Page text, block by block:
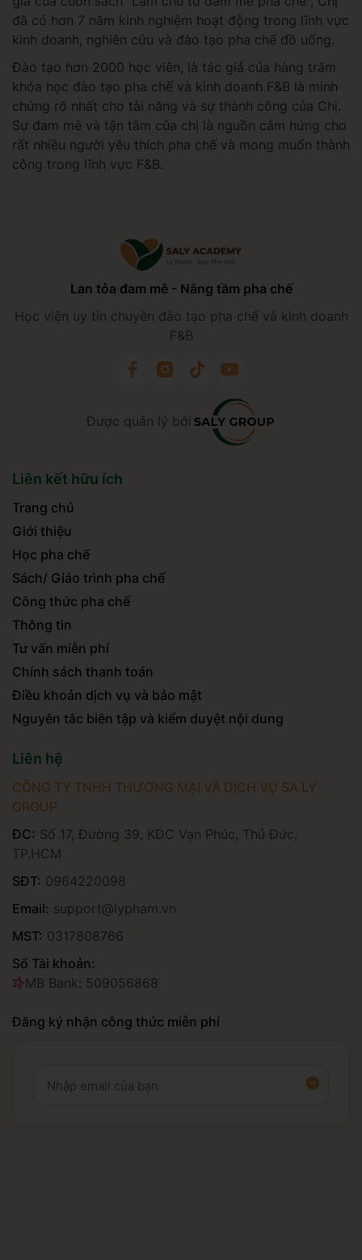
đã có hơn 7 năm kinh nghiệm hoạt động trong lĩnh vực
kinh doanh, nghiên cứu và đào tạo pha chế đồ uống.
Đào tạo hơn 2000 học viên, là tác giả của hàng trăm
khóa học đào tạo pha chế và kinh doanh F&B là minh
chứng rõ nhất cho tài năng và sự thành công của Chị.
Sự đam mê và tận tâm của chị là nguồn cảm hứng cho
rất nhiều người yêu thích pha chế và mong muốn thành
công trong lĩnh vực F&B.
Lan tỏa đam mê - Nâng tầm pha chế
Học viện uy tín chuyên đào tạo pha chế và kinh doanh
F&B
Được quản lý bởi
Liên kết hữu ích
Trang chủ
Giới thiệu
Học pha chế
Sách/ Giáo trình pha chế
Công thức pha chế
Thông tin
Tư vấn miễn phí
Chính sách thanh toán
Điều khoản dịch vụ và bảo mật
Nguyên tắc biên tập và kiểm duyệt nội dung
Liên hệ
CÔNG TY TNHH THƯƠNG MẠI VÀ DỊCH VỤ SA LY
GROUP
ĐC: Số 17, Đường 39, KDC Vạn Phúc, Thủ Đức,
TP.HCM
SĐT: 0964220098
Email: support@lypham.vn
MST: 0317808766
Số Tài khoản:
MB Bank: 509056868
Đăng ký nhận công thức miễn phí